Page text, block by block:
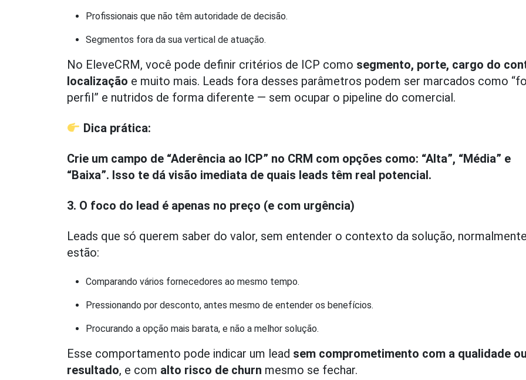
Profissionais que não têm autoridade de decisão.
Segmentos fora da sua vertical de atuação.
No EleveCRM, você pode definir critérios de ICP como segmento, porte, cargo do
localização e muito mais. Leads fora desses parâmetros podem ser marcados como
perfil” e nutridos de forma diferente — sem ocupar o pipeline do comercial.
Dica prática:
Crie um campo de “Aderência ao ICP” no CRM com opções como: “Alta”, “Média” e
“Baixa”. Isso te dá visão imediata de quais leads têm real potencial.
3. O foco do lead é apenas no preço (e com urgência)
Leads que só querem saber do valor, sem entender o contexto da solução,
estão:
Comparando vários fornecedores ao mesmo tempo.
Pressionando por desconto, antes mesmo de entender os benefícios.
Procurando a opção mais barata, e não a melhor solução.
Esse comportamento pode indicar um lead sem comprometimento com a qualidade
resultado, e com alto risco de churn mesmo se fechar.